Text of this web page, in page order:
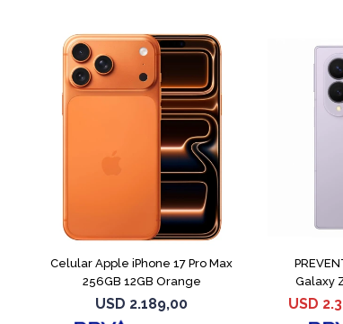
Celular Apple iPhone 17 Pro Max
256GB 12GB Orange
USD 2.189,00
COMPARAR
Galaxy
USD